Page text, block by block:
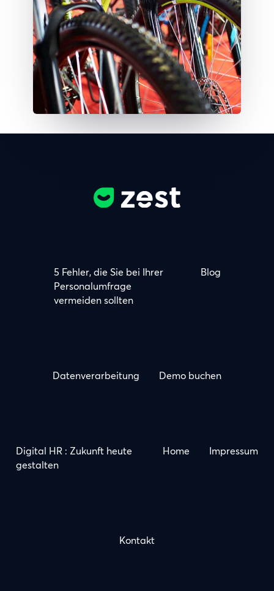
5 Fehler, die Sie bei Ihrer
Personalumfrage
vermeiden sollten
Blog
Datenverarbeitung Demo buchen
Digital HR : Zukunft heute
gestalten
Home Impressum
Kontakt